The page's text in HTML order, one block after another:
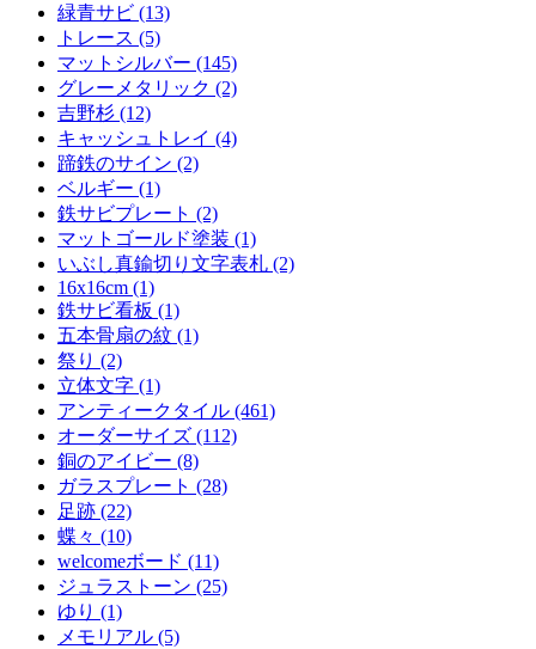
緑青サビ (13)
トレース (5)
マットシルバー (145)
グレーメタリック (2)
吉野杉 (12)
キャッシュトレイ (4)
蹄鉄のサイン (2)
ベルギー (1)
鉄サビプレート (2)
マットゴールド塗装 (1)
いぶし真鍮切り文字表札 (2)
16x16cm (1)
鉄サビ看板 (1)
五本骨扇の紋 (1)
祭り (2)
立体文字 (1)
アンティークタイル (461)
オーダーサイズ (112)
銅のアイビー (8)
ガラスプレート (28)
足跡 (22)
蝶々 (10)
welcomeボード (11)
ジュラストーン (25)
ゆり (1)
メモリアル (5)